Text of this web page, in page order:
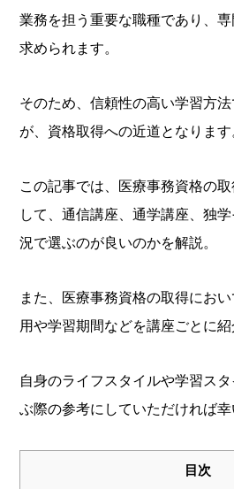
業務を担う重要な職種であり、
求められます。
そのため、信頼性の高い学習方
が、資格取得への近道となります
この記事では、医療事務資格の
して、通信講座、通学講座、独
況で選ぶのが良いのかを解説。
また、医療事務資格の取得にお
用や学習期間などを講座ごとに紹
自身のライフスタイルや学習ス
ぶ際の参考にしていただければ幸
目次